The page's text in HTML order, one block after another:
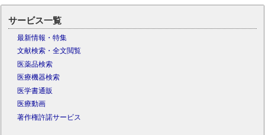
サービス一覧
最新情報・特集
文献検索・全文閲覧
医薬品検索
医療機器検索
医学書通販
医療動画
著作権許諾サービス